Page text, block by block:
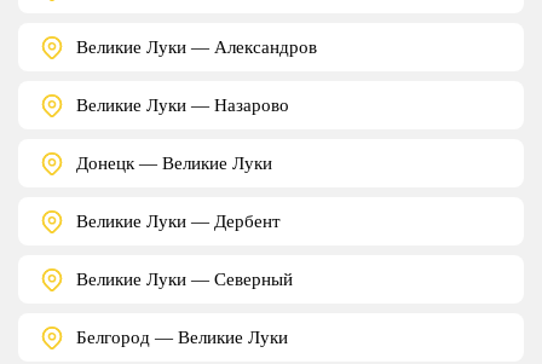
Великие Луки — Александров
Великие Луки — Назарово
Донецк — Великие Луки
Великие Луки — Дербент
Великие Луки — Северный
Белгород — Великие Луки